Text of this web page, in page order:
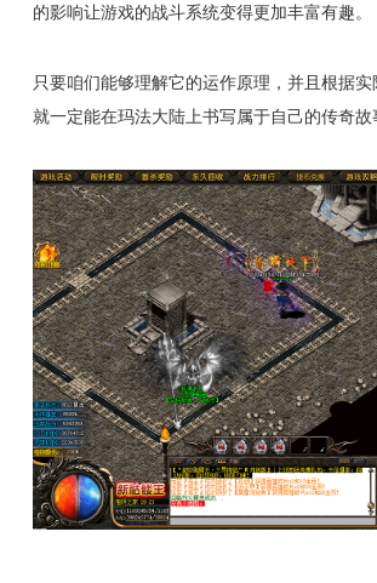
的影响让游戏的战斗系统变得更加丰富有趣。
只要咱们能够理解它的运作原理，并且根据实
就一定能在玛法大陆上书写属于自己的传奇故